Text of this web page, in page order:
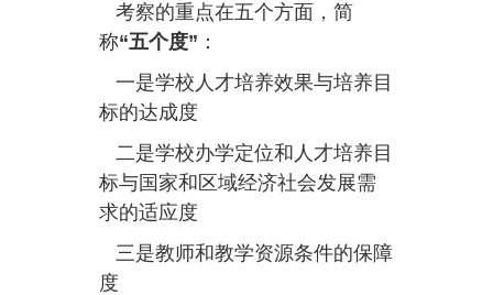
考察的重点在五个方面，简
称“五个度” ：
一是学校人才培养效果与培养目
标的达成度
二是学校办学定位和人才培养目
标与国家和区域经济社会发展需
求的适应度
三是教师和教学资源条件的保障
度